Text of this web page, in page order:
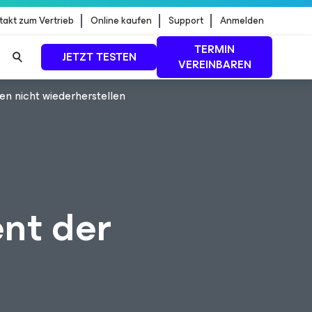
zum Vertrieb Online kaufen Support Anmelden
JETZT TESTEN
TERMIN
VEREINBAREN
nicht wiederherstellen
der